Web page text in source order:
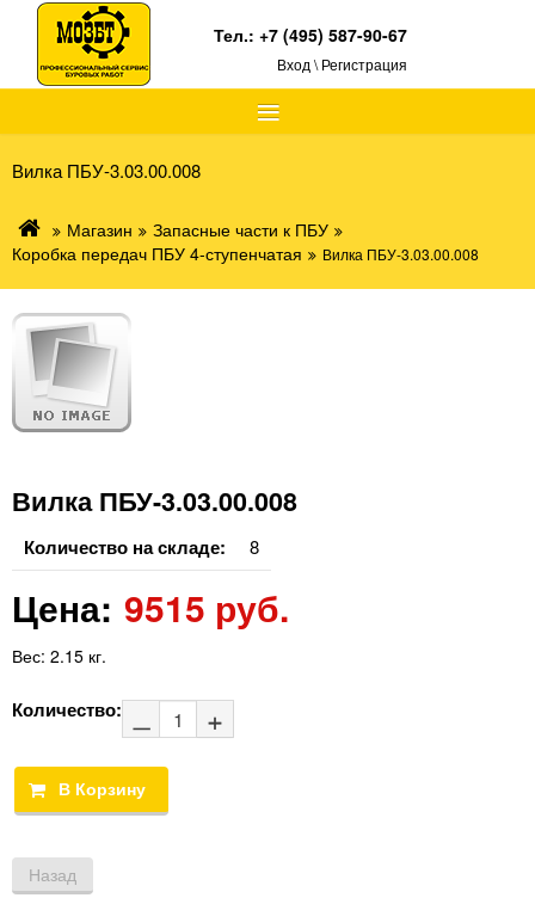
≡
Тел.:+7 (495) 587-90-67
Вход \ Регистрация
Вилка ПБУ-3.03.00.008
Магазин
Запасные части к ПБУ
Коробка передач ПБУ 4-ступенчатая
Вилка ПБУ-3.03.00.008
Вилка ПБУ-3.03.00.008
Количество на складе: 8
Цена: 9515 руб.
Вес: 2.15 кг.
Количество: